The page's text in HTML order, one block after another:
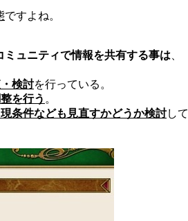
ですよね。
ミュニティで情報を共有する事は
検討を行っている。
を行う 。
条件なども見直すかどうか検討して